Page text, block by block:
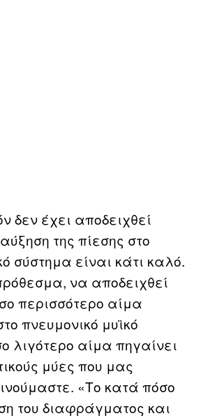
δεν έχει αποδειχθεί
της πίεσης στο
σύστημα είναι κάτι καλό.
να αποδειχθεί
περισσότερο αίμα
πνευμονικό μυϊκό
λιγότερο αίμα πηγαίνει
μύες που μας
«Το κατά πόσο
του διαφράγματος και